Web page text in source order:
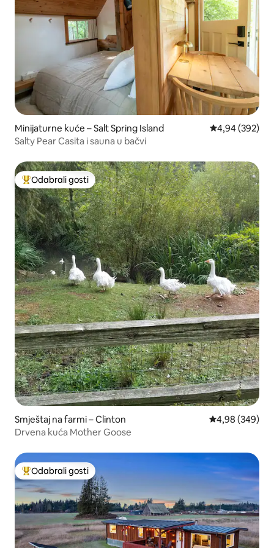
Minijaturne kuće – Salt Spring Island Prosječna
4,94 (392)
Salty Pear Casita i sauna u bačvi
Među najviše rangiranima s oznakom „Odabrali gosti”
Odabrali gosti
Smještaj na farmi – Clinton Prosječna
4,98 (349)
Drvena kuća Mother Goose
Među najviše rangiranima s oznakom „Odabrali gosti”
Odabrali gosti